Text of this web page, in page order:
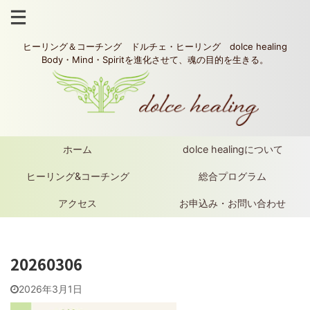
ヒーリング＆コーチング ドルチェ・ヒーリング dolce healing
Body・Mind・Spiritを進化させて、魂の目的を生きる。
ホーム dolce healingについて
ヒーリング&コーチング 総合プログラム
アクセス お申込み・お問い合わせ
20260306
2026年3月1日